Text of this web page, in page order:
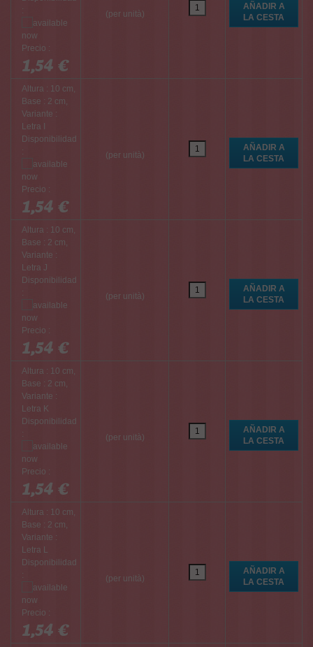
:
Precio :
1,54 €
(per unità)
Altura : 10 cm,
Base : 2 cm,
Variante :
Letra I
Disponibilidad
:
Precio :
1,54 €
(per unità)
Altura : 10 cm,
Base : 2 cm,
Variante :
Letra J
Disponibilidad
:
Precio :
1,54 €
(per unità)
Altura : 10 cm,
Base : 2 cm,
Variante :
Letra K
Disponibilidad
:
Precio :
1,54 €
(per unità)
Altura : 10 cm,
Base : 2 cm,
Variante :
Letra L
Disponibilidad
:
Precio :
1,54 €
(per unità)